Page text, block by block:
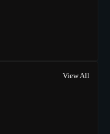
View All